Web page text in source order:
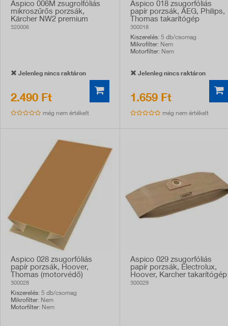
Aspico 006M zsugrolfóliás
mikroszűrős porzsák,
Kärcher NW2 premium
porszívóhoz, 3db
320006
Jelenleg nincs raktáron
2.490 Ft
még nem értékelt
Aspico 018 zsugorfóliás
papír porzsák, AEG, Philips,
Thomas takarítógép
kompatibilis, 5db
300018
Kiszerelés: 5 db/csomag
Mikrofilter: Nem
Motorfilter: Nem
Jelenleg nincs raktáron
1.659 Ft
még nem értékelt
Aspico 028 zsugorfóliás
papír porzsák, Hoover,
Thomas (motorvédő)
takarítógép kompatibilis,
5db
300028
Kiszerelés: 5 db/csomag
Mikrofilter: Nem
Motorfilter: Nem
Aspico 029 zsugorfóliás
papír porzsák, Electrolux,
Hoover, Karcher takarítógép
kompatibilis, 5db
300029